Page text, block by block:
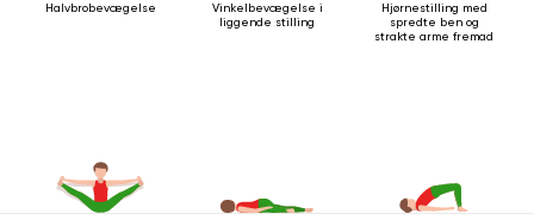
Halvbrobevægelse
Vinkelbevægelse i
liggende stilling
Hjørnestilling med
spredte ben og
strakte arme fremad